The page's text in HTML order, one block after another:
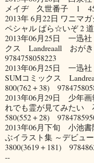
メイヂ 久世番子 1
2013年 6月22日 ワニマ
ペシャル ぱら☆いぞ 2 道
2013年06月25日 一迅
クス Landreaall おが
9784758058223
2013年06月25日 一迅
SUMコミックス
800(762＋38)
2013年06月29日 少年
れでも霊が見てみた
580(552＋28)
2013年06月下旬 小池
ぶイラスト集 ～デビ
3800(3619＋181)
--